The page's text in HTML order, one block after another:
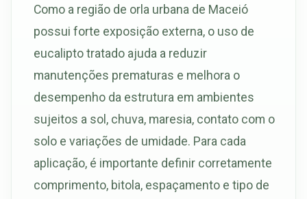
Como a região de orla urbana de Maceió
possui forte exposição externa, o uso de
eucalipto tratado ajuda a reduzir
manutenções prematuras e melhora o
desempenho da estrutura em ambientes
sujeitos a sol, chuva, maresia, contato com o
solo e variações de umidade. Para cada
aplicação, é importante definir corretamente
comprimento, bitola, espaçamento e tipo de